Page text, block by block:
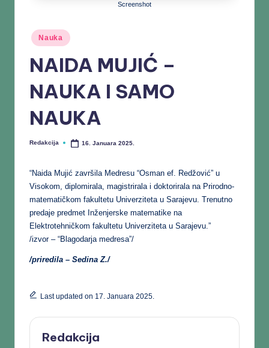
Screenshot
Nauka
NAIDA MUJIĆ –
NAUKA I SAMO
NAUKA
Redakcija 16. Januara 2025.
“Naida Mujić završila Medresu “Osman ef. Redžović” u
Visokom, diplomirala, magistrirala i doktorirala na Prirodno-
matematičkom fakultetu Univerziteta u Sarajevu. Trenutno
predaje predmet Inženjerske matematike na
Elektrotehničkom fakultetu Univerziteta u Sarajevu.”
/izvor – “Blagodarja medresa”/
/priredila – Sedina Z./
Last updated on 17. Januara 2025.
Redakcija